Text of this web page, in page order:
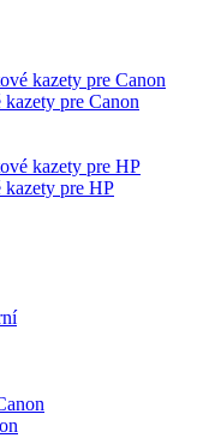
kazety pre Canon
pre Canon
kazety pre HP
kazety pre HP